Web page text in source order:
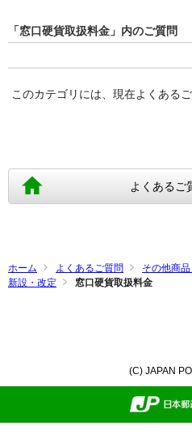
「窓口硬貨取扱料金」内のご質問
このカテゴリには、現在よくある
よくあるご
ホーム よくあるご質問 その他商
新設・改定
窓口硬貨取扱料金
(C) JAPAN